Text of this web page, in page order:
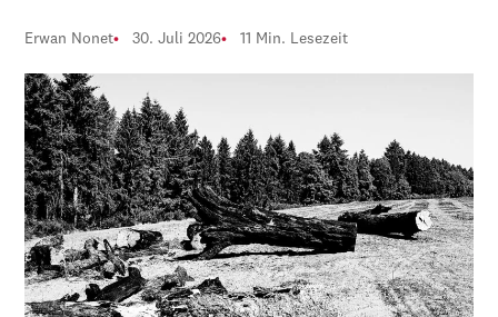
Erwan Nonet 30. Juli 2026 11 Min. Lesezeit